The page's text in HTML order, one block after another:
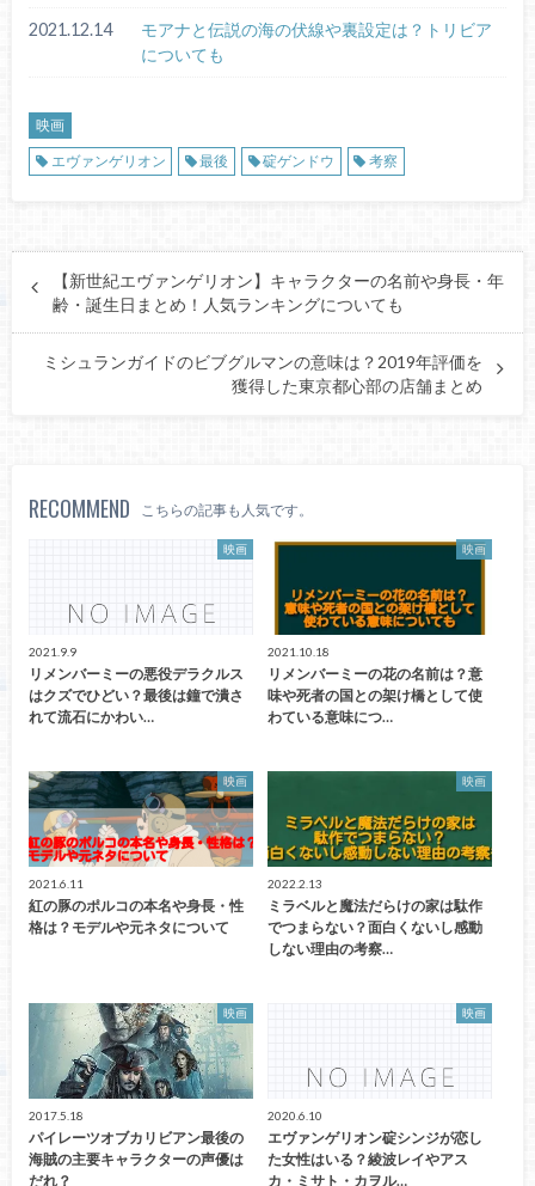
2021.12.14
モアナと伝説の海の伏線や裏設定は？トリビア
についても
映画
エヴァンゲリオン
最後 碇ゲンドウ 考察
【新世紀エヴァンゲリオン】キャラクターの名前や身長・年
齢・誕生日まとめ！人気ランキングについても
ミシュランガイドのビブグルマンの意味は？2019年評価を
獲得した東京都心部の店舗まとめ
RECOMMEND こちらの記事も人気です。
映画
2021.9.9
リメンバーミーの悪役デラクルス
はクズでひどい？最後は鐘で潰さ
れて流石にかわい…
映画
2021.10.18
リメンバーミーの花の名前は？意
味や死者の国との架け橋として使
わている意味につ…
映画
2021.6.11
紅の豚のポルコの本名や身長・性
格は？モデルや元ネタについて
映画
2022.2.13
ミラベルと魔法だらけの家は駄作
でつまらない？面白くないし感動
しない理由の考察…
映画
2017.5.18
パイレーツオブカリビアン最後の
海賊の主要キャラクターの声優は
だれ？
映画
2020.6.10
エヴァンゲリオン碇シンジが恋し
た女性はいる？綾波レイやアス
カ・ミサト・カヲル…